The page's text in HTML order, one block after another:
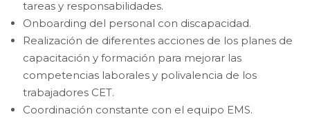
tareas y responsabilidades.
Onboarding del personal con discapacidad.
Realización de diferentes acciones de los planes de
capacitación y formación para mejorar las
competencias laborales y polivalencia de los
trabajadores CET.
Coordinación constante con el equipo EMS.